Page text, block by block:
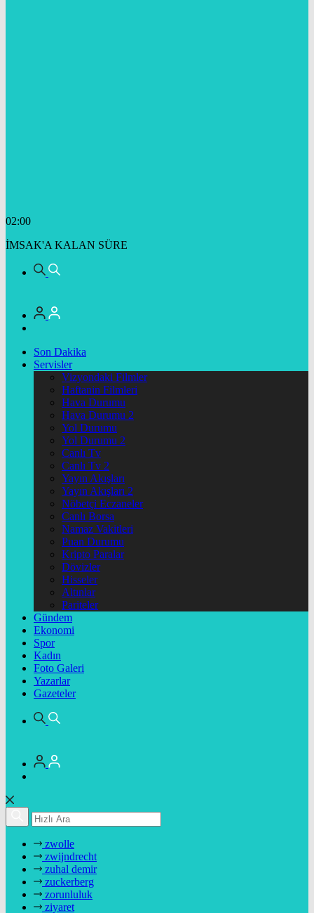
02:00
İMSAK'A KALAN SÜRE
Son Dakika
Servisler
Vizyondaki Filmler
Haftanin Filmleri
Hava Durumu
Hava Durumu 2
Yol Durumu
Yol Durumu 2
Canlı Tv
Canlı Tv 2
Yayın Akışları
Yayın Akışları 2
Nöbetçi Eczaneler
Canlı Borsa
Namaz Vakitleri
Puan Durumu
Kripto Paralar
Dövizler
Hisseler
Altınlar
Pariteler
Gündem
Ekonomi
Spor
Kadın
Foto Galeri
Yazarlar
Gazeteler
zwolle
zwijndrecht
zuhal demir
zuckerberg
zorunluluk
ziyaret